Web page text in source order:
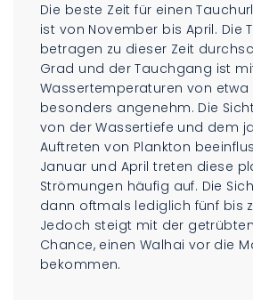
Die beste Zeit für einen
ist von November bis April. Die
betragen zu dieser Zeit
Grad und der Tauchgang ist
Wassertemperaturen von etwa
besonders angenehm. Die
von der Wassertiefe und dem
Auftreten von Plankton
Januar und April treten diese
Strömungen häufig auf. Die
dann oftmals lediglich fünf bis
Jedoch steigt mit der
Chance, einen Walhai vor die
bekommen.